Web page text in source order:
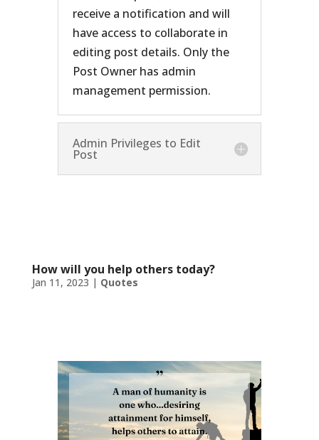
receive a notification and will
have access to collaborate in
editing post details. Only the
Post Owner has admin
management permission.
Admin Privileges to Edit
Post
How will you help others today?
Jan 11, 2023 | Quotes